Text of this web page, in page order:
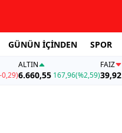
GÜNÜN İÇİNDEN SPOR
0,29)
ALTIN
6.660,55 167,96(%2,59)
FAİZ
39,92